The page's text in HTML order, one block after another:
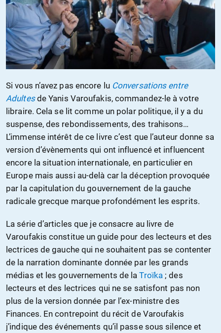
Si vous n’avez pas encore lu Conversations entre
Adultesde Yanis Varoufakis, commandez-le à votre
libraire. Cela se lit comme un polar politique, il y a du
suspense, des rebondissements, des trahisons…
L’immense intérêt de ce livre c’est que l’auteur donne sa
version d’évènements qui ont influencé et influencent
encore la situation internationale, en particulier en
Europe mais aussi au-delà car la déception provoquée
par la capitulation du gouvernement de la gauche
radicale grecque marque profondément les esprits.
La série d’articles que je consacre au livre de
Varoufakis constitue un guide pour des lecteurs et des
lectrices de gauche qui ne souhaitent pas se contenter
de la narration dominante donnée par les grands
médias et les gouvernements de laTroïka ; des
lecteurs et des lectrices qui ne se satisfont pas non
plus de la version donnée par l’ex-ministre des
Finances. En contrepoint du récit de Varoufakis
j’indique des événements qu’il passe sous silence et